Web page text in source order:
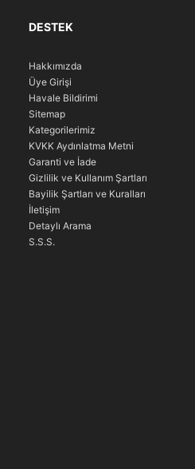
DESTEK
Hakkımızda
Üye Girişi
Havale Bildirimi
Sitemap
Kategorilerimiz
KVKK Aydınlatma Metni
Garanti ve İade
Gizlilik ve Kullanım Şartları
Bayilik Şartları ve Kuralları
İletişim
Detaylı Arama
S.S.S.